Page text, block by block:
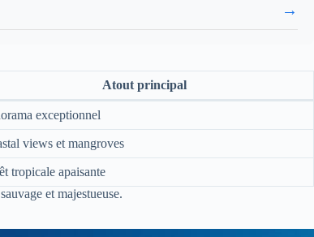
→
Atout principal
exceptionnel
views et mangroves
tropicale apaisante
et majestueuse.